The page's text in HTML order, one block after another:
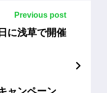
Previous post
に浅草で開催